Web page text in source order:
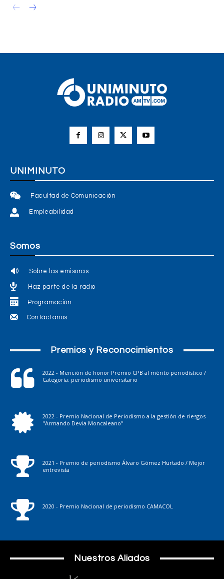
UNIMINUTO
Facultad de Comunicación
Empleabilidad
Somos
Sobre las emisoras
Haz parte de la radio
Programación
Contáctanos
Premios y Reconocimientos
2022 - Mención de honor Premio CPB al mérito periodístico /
Categoría: periodismo universitario
2022 - Premio Nacional de Periodismo a la gestión de riesgos
"Armando Devia Moncaleano"
2021 - Premio de periodismo Álvaro Gómez Hurtado / Mejor
entrevista
2020 - Premio Nacional de periodismo CAMACOL
Nuestros Aliados